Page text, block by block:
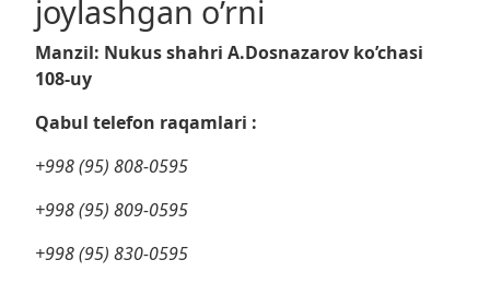
joylashgan o’rni
Manzil: Nukus shahri A.Dosnazarov ko’chasi
108-uy
Qabul telefon raqamlari :
+998 (95) 808-0595
+998 (95) 809-0595
+998 (95) 830-0595